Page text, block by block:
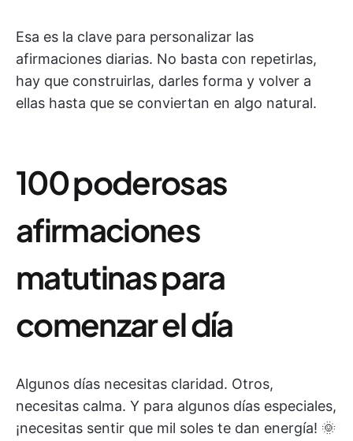
Esa es la clave para personalizar las
afirmaciones diarias. No basta con repetirlas,
hay que construirlas, darles forma y volver a
ellas hasta que se conviertan en algo natural.
100 poderosas
afirmaciones
matutinas para
comenzar el día
Algunos días necesitas claridad. Otros,
necesitas calma. Y para algunos días especiales,
¡necesitas sentir que mil soles te dan energía! 🌞